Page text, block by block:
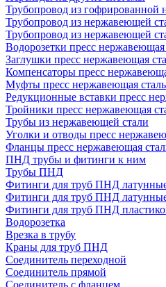
Трубопровод из
Трубопровод из нержавеющей
Трубопровод из нержавеющей
Водорозетки пресс нержавеющая
Заглушки пресс нержавеющая
Компенсаторы пресс
Муфты пресс нержавеющая сталь
Редукционные вставки пресс
Тройники пресс нержавеющая
Трубы из нержавеющей стали
Уголки и отводы пресс
Фланцы пресс нержавеющая
ПНД трубы и фитинги к ним
Трубы ПНД
Фитинги для труб ПНД
Фитинги для труб ПНД
Фитинги для труб ПНД
Водорозетка
Врезка в трубу
Краны для труб ПНД
Соединитель переходной
Соединитель прямой
Соединитель с фланцем